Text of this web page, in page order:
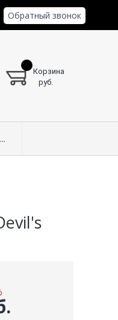
Обратный звонок
Корзина
руб.
...